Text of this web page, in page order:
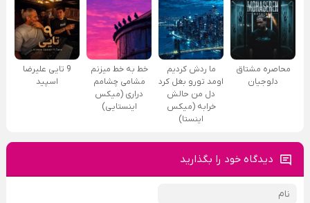
محاصره مشتاق
دلوجیان
ما ردش کردیم
اومد تورو بغل کرد
دل من حالش
خرابه (میکس
اینستا)
خط به خط میزنم
مشامی چشامم
دراری (میکس
اینستایی)
9 تایی علیرضا
اسپید
دیدگاه خود را بگذارید